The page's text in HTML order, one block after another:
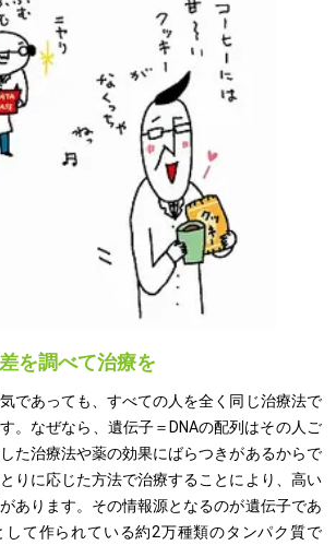
を調べて治療を
であっても、すべての人を全く同じ治療法で
。なぜなら、遺伝子＝DNAの配列はその人ご
た治療法や薬の効果にばらつきがあるからで
りに応じた方法で治療することにより、高い
あります。その情報源となるのが遺伝子であ
して作られている約2万種類のタンパク質で